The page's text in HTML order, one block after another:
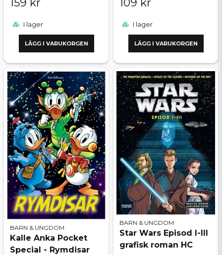
159 kr
I lager
LÄGG I VARUKORGEN
109 kr
I lager
LÄGG I VARUKORGEN
BARN & UNGDOM
Kalle Anka Pocket
Special - Rymdisar
BARN & UNGDOM
Star Wars Episod I-III
grafisk roman HC